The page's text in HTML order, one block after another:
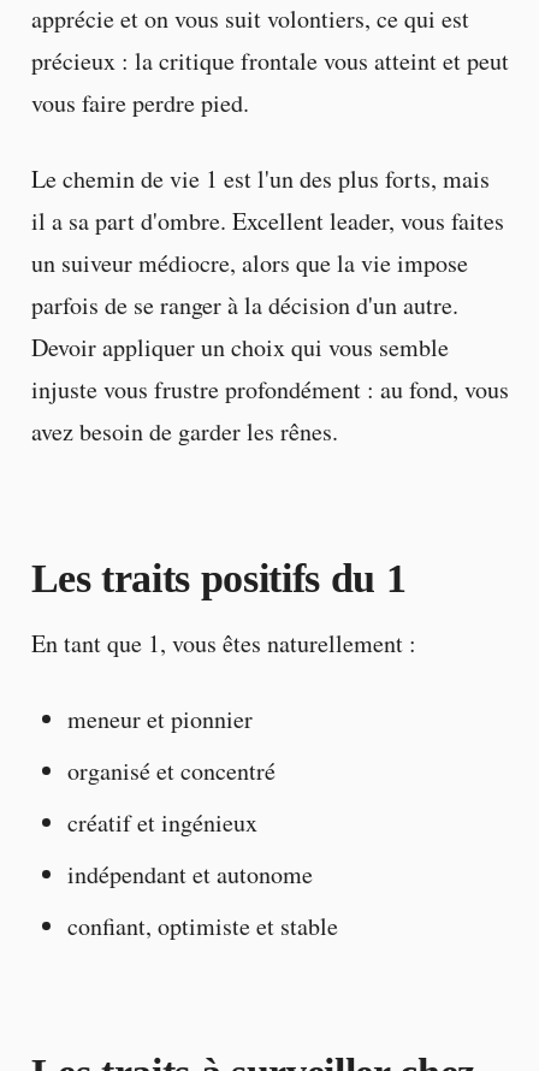
apprécie et on vous suit volontiers, ce qui est
précieux : la critique frontale vous atteint et peut
vous faire perdre pied.
Le chemin de vie 1 est l'un des plus forts, mais
il a sa part d'ombre. Excellent leader, vous faites
un suiveur médiocre, alors que la vie impose
parfois de se ranger à la décision d'un autre.
Devoir appliquer un choix qui vous semble
injuste vous frustre profondément : au fond, vous
avez besoin de garder les rênes.
Les traits positifs du 1
En tant que 1, vous êtes naturellement :
meneur et pionnier
organisé et concentré
créatif et ingénieux
indépendant et autonome
confiant, optimiste et stable